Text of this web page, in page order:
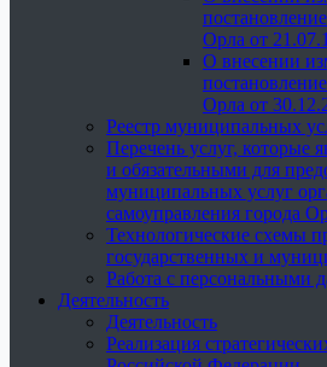
Орла от
О внесении
Орла от
Реестр муниципальных
Перечень услуг, которые
и обязательными для
муниципальных услуг
самоуправления города
Технологические схемы
государственных и
Работа с персональными
Деятельность
Деятельность
Реализация